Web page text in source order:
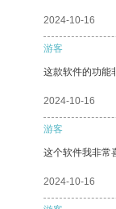
2024-10-16
游客
这款软件的功能
2024-10-16
游客
这个软件我非常
2024-10-16